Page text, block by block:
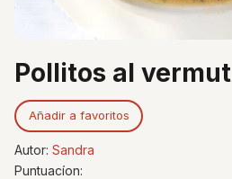
Pollitos al vermut
Añadir a favoritos
Autor: Sandra
Puntuacíon: